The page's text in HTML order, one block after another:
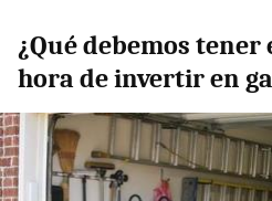
¿Qué debemos tener
hora de invertir en